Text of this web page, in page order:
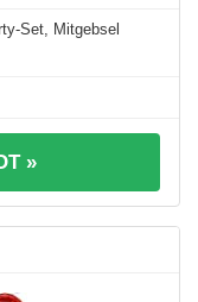
Set, Mitgebsel
»